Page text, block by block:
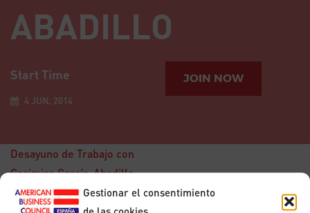
Gestionar el consentimiento
ABADILLO
Start Time
4 JUN, 2014
JOIN NOW
Desayuno de Trabajo con
Casimiro García-Abadillo,
Director de El Mundo